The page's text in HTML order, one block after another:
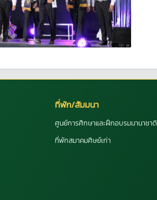
ที่พัก/สัมมนา
ศูนย์การศึกษาและฝึกอบรมนานาชาติ
ที่พักสมาคมศิษย์เก่า